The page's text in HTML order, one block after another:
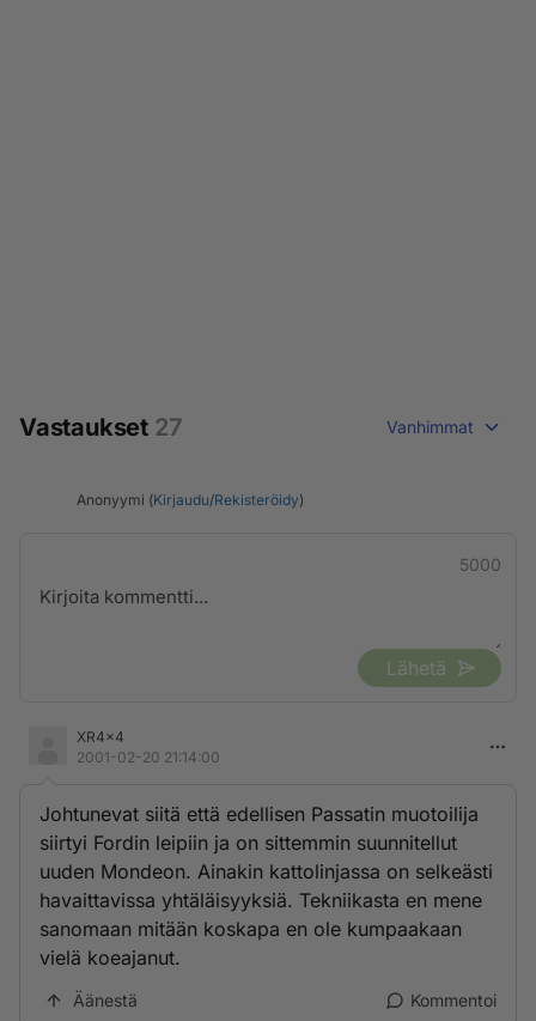
Vastaukset 27 Vanhimmat
Anonyymi (Kirjaudu/Rekisteröidy)
5000
Lähetä
XR4x4
2001-02-20 21:14:00
Johtunevat siitä että edellisen Passatin muotoilija
siirtyi Fordin leipiin ja on sittemmin suunnitellut
uuden Mondeon. Ainakin kattolinjassa on selkeästi
havaittavissa yhtäläisyyksiä. Tekniikasta en mene
sanomaan mitään koskapa en ole kumpaakaan
vielä koeajanut.
Äänestä Kommentoi